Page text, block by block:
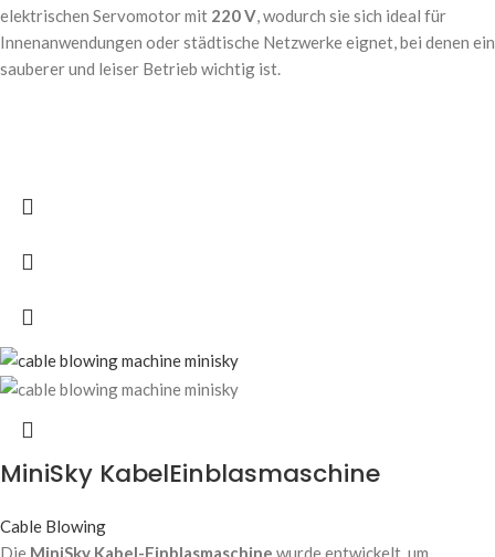
elektrischen Servomotor mit 220 V, wodurch sie sich ideal für
Innenanwendungen oder städtische Netzwerke eignet, bei denen ein
sauberer und leiser Betrieb wichtig ist.
MiniSky KabelEinblasmaschine
Cable Blowing
Die MiniSky Kabel-Einblasmaschine wurde entwickelt, um